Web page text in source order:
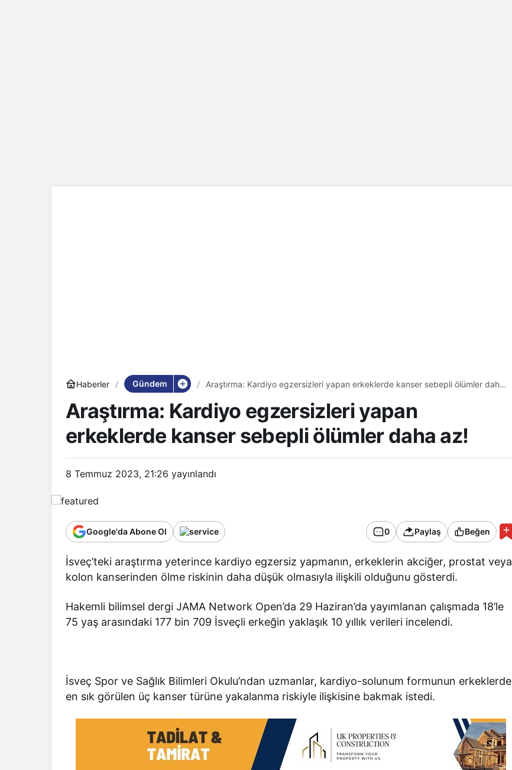
Haberler Gündem
Araştırma: Kardiyo egzersizleri yapan erkeklerde kanser sebepli ölümler daha
Araştırma: Kardiyo egzersizleri yapan
erkeklerde kanser sebepli ölümler daha az!
8 Temmuz 2023, 21:26 yayınlandı
Google'da Abone Ol 0 Paylaş Beğen
İsveç’teki araştırma yeterince kardiyo egzersiz yapmanın, erkeklerin akciğer, prostat veya
kolon kanserinden ölme riskinin daha düşük olmasıyla ilişkili olduğunu gösterdi.
Hakemli bilimsel dergi JAMA Network Open’da 29 Haziran’da yayımlanan çalışmada 18’le
75 yaş arasındaki 177 bin 709 İsveçli erkeğin yaklaşık 10 yıllık verileri incelendi.
İsveç Spor ve Sağlık Bilimleri Okulu’ndan uzmanlar, kardiyo-solunum formunun erkeklerde
en sık görülen üç kanser türüne yakalanma riskiyle ilişkisine bakmak istedi.